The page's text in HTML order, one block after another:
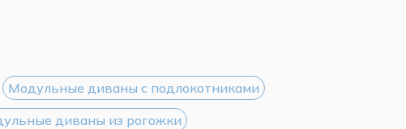
Модульные диваны с подлокотниками
диваны из рогожки